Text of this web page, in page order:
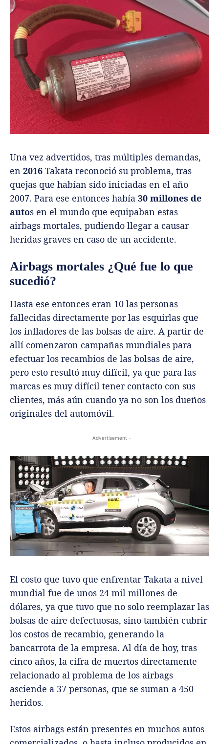
Una vez advertidos, tras múltiples demandas,
en 2016 Takata reconoció su problema, tras
quejas que habían sido iniciadas en el año
2007. Para ese entonces había 30 millones de
autos en el mundo que equipaban estas
airbags mortales, pudiendo llegar a causar
heridas graves en caso de un accidente.
Airbags mortales ¿Qué fue lo que
sucedió?
Hasta ese entonces eran 10 las personas
fallecidas directamente por las esquirlas que
los infladores de las bolsas de aire. A partir de
allí comenzaron campañas mundiales para
efectuar los recambios de las bolsas de aire,
pero esto resultó muy difícil, ya que para las
marcas es muy difícil tener contacto con sus
clientes, más aún cuando ya no son los dueños
originales del automóvil.
- Advertisement -
El costo que tuvo que enfrentar Takata a nivel
mundial fue de unos 24 mil millones de
dólares, ya que tuvo que no solo reemplazar las
bolsas de aire defectuosas, sino también cubrir
los costos de recambio, generando la
bancarrota de la empresa. Al día de hoy, tras
cinco años, la cifra de muertos directamente
relacionado al problema de los airbags
asciende a 37 personas, que se suman a 450
heridos.
Estos airbags están presentes en muchos autos